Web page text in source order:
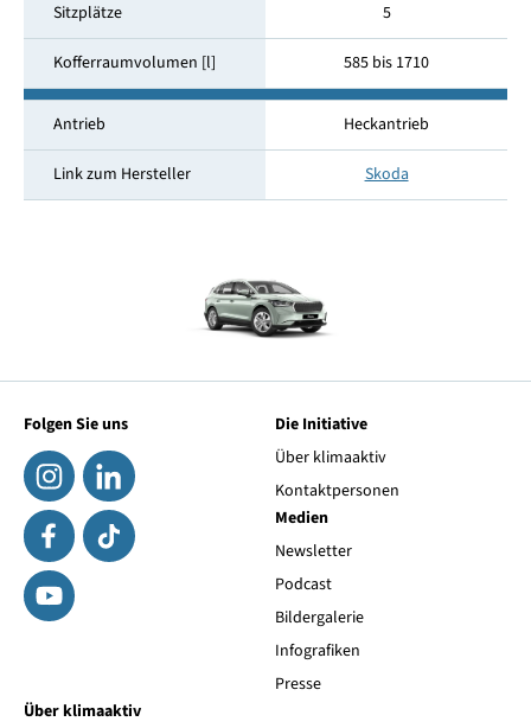
Sitzplätze 5
Kofferraumvolumen [l] 585 bis 1710
Antrieb Heckantrieb
Link zum Hersteller Skoda
Folgen Sie uns
Die Initiative
Über klimaaktiv
Kontaktpersonen
Medien
Newsletter
Podcast
Bildergalerie
Infografiken
Presse
Über klimaaktiv